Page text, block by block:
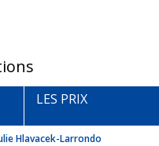
LES PRIX
Hlavacek-Larrondo